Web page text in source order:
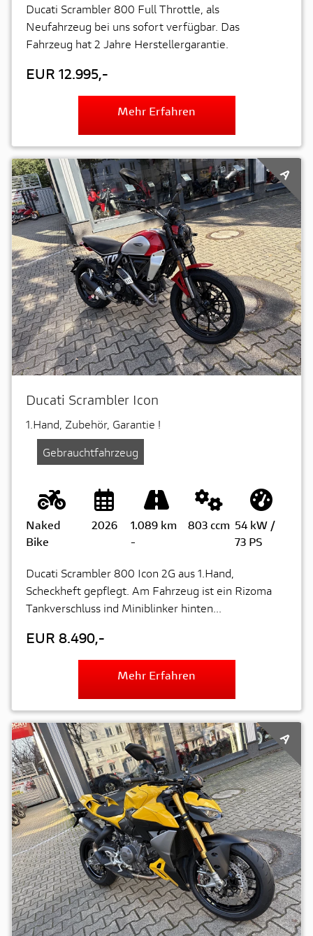
Ducati Scrambler 800 Full Throttle, als
Neufahrzeug bei uns sofort verfügbar. Das
Fahrzeug hat 2 Jahre Herstellergarantie.
EUR 12.995,-
Mehr Erfahren
Ducati Scrambler Icon
1.Hand, Zubehör, Garantie !
Gebrauchtfahrzeug
Naked
Bike
2026
1.089 km
-
803 ccm 54 kW /
73 PS
Ducati Scrambler 800 Icon 2G aus 1.Hand,
Scheckheft gepflegt. Am Fahrzeug ist ein Rizoma
Tankverschluss ind Miniblinker hinten...
EUR 8.490,-
Mehr Erfahren
A
A